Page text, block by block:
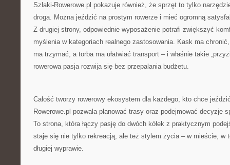
Szlaki-Rowerowe.pl pokazuje również, że sprzęt to tylko
droga. Można jeździć na prostym rowerze i mieć ogromną
Z drugiej strony, odpowiednie wyposażenie potrafi zwiększyć
myślenia w kategoriach realnego zastosowania. Kask ma
ma trzymać, a torba ma ułatwiać transport – i właśnie takie
rowerowa pasja rozwija się bez przepalania budżetu.
Całość tworzy rowerowy ekosystem dla każdego, kto chce
Rowerowe.pl pozwala planować trasy oraz podejmować decyzje
To strona, która łączy pasję do dwóch kółek z praktycznym
staje się nie tylko rekreacją, ale też stylem życia – w mieście, w
długiej wyprawie.